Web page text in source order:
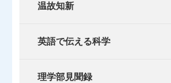
温故知新
英語で伝える科学
理学部見聞録